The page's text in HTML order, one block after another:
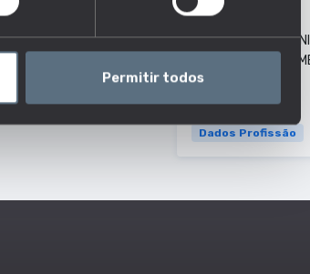
Permitir todos
de
profissão:
GESTOR DE
GESTOR DE
INFORMÁTICA
Dados Profissão